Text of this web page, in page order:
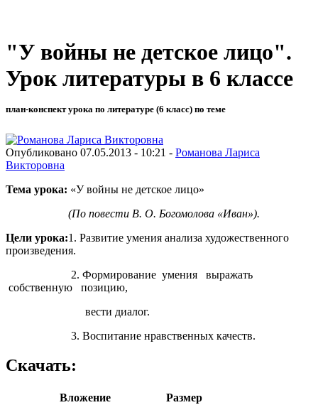
"У войны не детское лицо".
Урок литературы в 6 классе
план-конспект урока по литературе (6 класс) по теме
Опубликовано 07.05.2013 - 10:21 - Романова Лариса
Викторовна
Тема урока: «У войны не детское лицо»
(По повести В. О. Богомолова «Иван»).
Цели урока:1. Развитие умения анализа художественного
произведения.
2. Формирование умения выражать
собственную позицию,
вести диалог.
3. Воспитание нравственных качеств.
Скачать:
Вложение
Размер